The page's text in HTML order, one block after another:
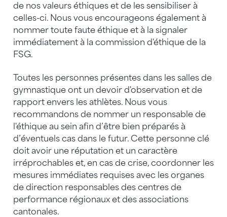
de nos valeurs éthiques et de les sensibiliser à
celles-ci. Nous vous encourageons également à
nommer toute faute éthique et à la signaler
immédiatement à la commission d'éthique de la
FSG.
Toutes les personnes présentes dans les salles de
gymnastique ont un devoir d'observation et de
rapport envers les athlètes. Nous vous
recommandons de nommer un responsable de
l'éthique au sein afin d’être bien préparés à
d’éventuels cas dans le futur. Cette personne clé
doit avoir une réputation et un caractère
irréprochables et, en cas de crise, coordonner les
mesures immédiates requises avec les organes
de direction responsables des centres de
performance régionaux et des associations
cantonales.